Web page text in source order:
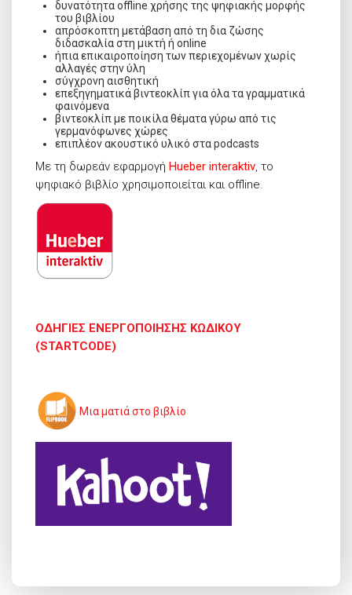
δυνατότητα offline χρήσης της ψηφιακής μορφής
του βιβλίου
απρόσκοπτη μετάβαση από τη δια ζώσης
διδασκαλία στη μικτή ή online
ήπια επικαιροποίηση των περιεχομένων χωρίς
αλλαγές στην ύλη
σύγχρονη αισθητική
επεξηγηματικά βιντεοκλίπ για όλα τα γραμματικά
φαινόμενα
βιντεοκλίπ με ποικίλα θέματα γύρω από τις
γερμανόφωνες χώρες
επιπλέον ακουστικό υλικό στα podcasts
Με τη δωρεάν εφαρμογή Hueber interaktiv, το
ψηφιακό βιβλίο χρησιμοποιείται και offline.
ΟΔΗΓΙΕΣ ΕΝΕΡΓΟΠΟΙΗΣΗΣ ΚΩΔΙΚΟΥ
(STARTCODE)
Μια ματιά στο βιβλίο